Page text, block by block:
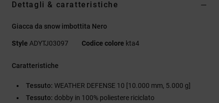
Dettagli & caratteristiche
Giacca da snow imbottita Nero
Style ADYTJ03097 Codice colore kta4
Caratteristiche
Tessuto: WEATHER DEFENSE 10 [10.000 mm, 5.000 g]
Tessuto: dobby in 100% poliestere riciclato